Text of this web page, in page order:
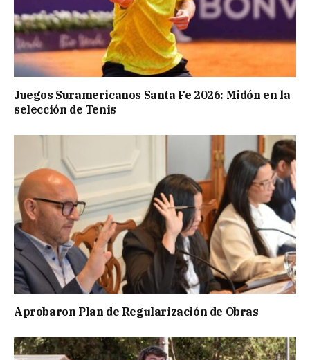
Juegos Suramericanos Santa Fe 2026: Midón en la
selección de Tenis
Aprobaron Plan de Regularización de Obras